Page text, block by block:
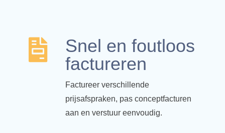

Snel en foutloos
factureren
Factureer verschillende
prijsafspraken, pas conceptfacturen
aan en verstuur eenvoudig.